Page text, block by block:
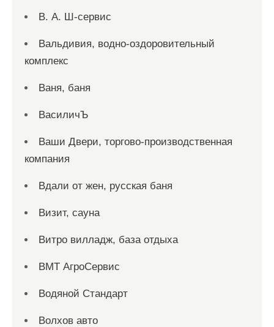
В. А. Ш-сервис
Вальдивия, водно-оздоровительный
комплекс
Ваня, баня
ВасиличЪ
Ваши Двери, торгово-производственная
компания
Вдали от жен, русская баня
Визит, сауна
Витро вилладж, база отдыха
ВМТ АгроСервис
Водяной Стандарт
Волхов авто